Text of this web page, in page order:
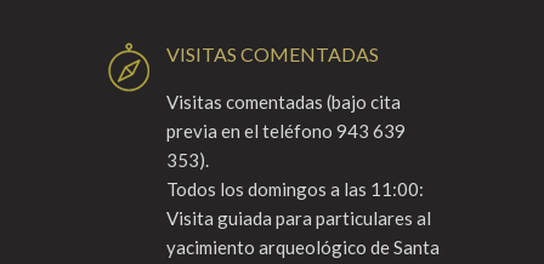
VISITAS COMENTADAS
Visitas comentadas (bajo cita
previa en el teléfono 943 639
353).
Todos los domingos a las 11:00:
Visita guiada para particulares al
yacimiento arqueológico de Santa